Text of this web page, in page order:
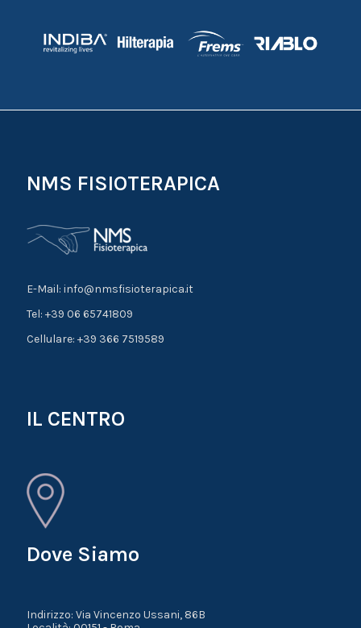
NMS FISIOTERAPICA
E-Mail: info@nmsfisioterapica.it
Tel: +39 06 65741809
Cellulare: +39 366 7519589
IL CENTRO
Dove Siamo
Indirizzo: Via Vincenzo Ussani, 86B